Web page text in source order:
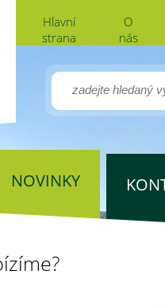
Hlavní
strana
O
nás
NOVINKY